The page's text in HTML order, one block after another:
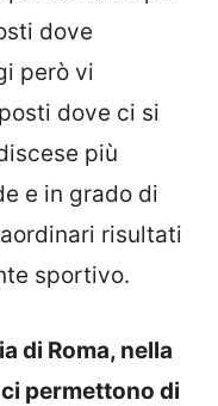
dove
però vi
dove ci si
più
e in grado di
risultati
sportivo.
di Roma, nella
permettono di